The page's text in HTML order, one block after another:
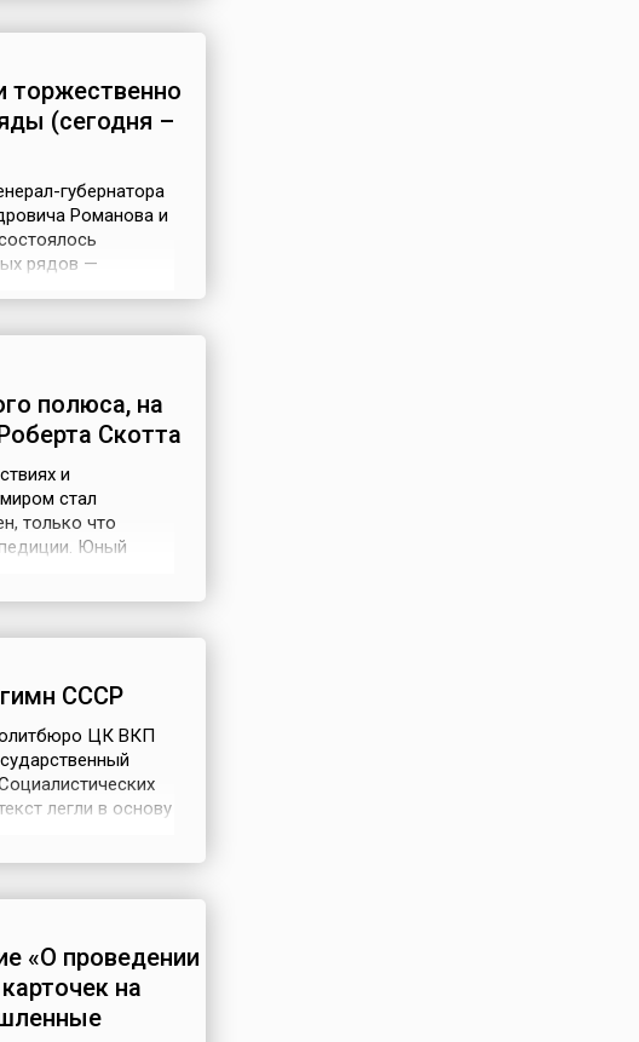
суда за убийство
торжественно
(сегодня –
губернатора
Романова и
рядов —
В.Г.
полюса, на
Скотта
и
стал
только что
Юный
п...
СССР
ЦК ВКП
легли в основу
«О проведении
на